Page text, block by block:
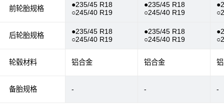
前轮胎规格
后轮胎规格
轮毂材料
备胎规格
●235/45 R18
○245/40 R19
●235/45 R18
○245/40 R19
●235/45 R18
○245/40 R19
●235/45 R18
○245/40 R19
铝合金 铝合金
- - -